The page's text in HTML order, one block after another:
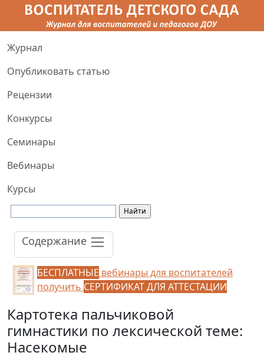
Журнал
Опубликовать статью
Рецензии
Конкурсы
Семинары
Вебинары
Курсы
Содержание
БЕСПЛАТНЫЕ вебинары для воспитателей
получить СЕРТИФИКАТ ДЛЯ АТТЕСТАЦИИ
Картотека пальчиковой
гимнастики по лексической теме:
Насекомые